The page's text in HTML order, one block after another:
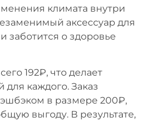
климата внутри
аксессуар для
заботится о здоровье
192₽, что делает
для каждого. Заказ
в размере 200₽,
выгоду. В результате,